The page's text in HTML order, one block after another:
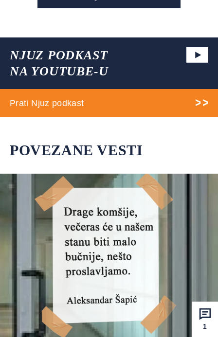
NJUZ PODKAST
NA YOUTUBE-U
Prati Njuz podkast
POVEZANE VESTI
1